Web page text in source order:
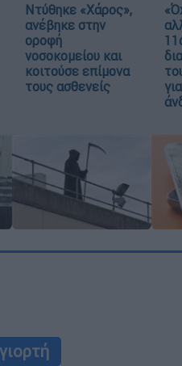
Ντύθηκε «Χάρος»,
ανέβηκε στην
οροφή
νοσοκομείου και
κοιτούσε επίμονα
τους ασθενείς
γιορτή